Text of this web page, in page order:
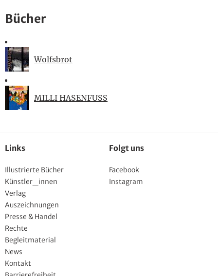
Bücher
Wolfsbrot
MILLI HASENFUSS
Links
Illustrierte Bücher
Künstler_innen
Verlag
Auszeichnungen
Presse & Handel
Rechte
Begleitmaterial
News
Kontakt
Folgt uns
Facebook
Instagram